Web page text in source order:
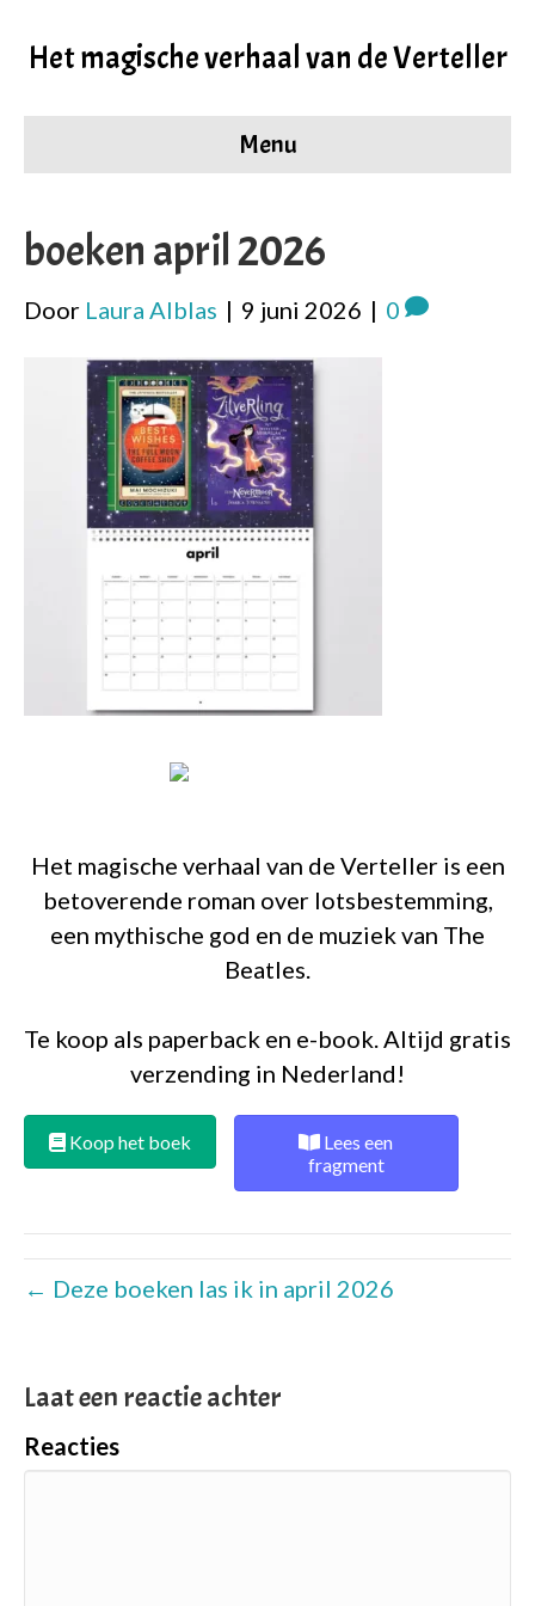
Het magische verhaal van de Verteller
Menu
boeken april 2026
Door Laura Alblas | 9 juni 2026 | 0
Het magische verhaal van de Verteller is een
betoverende roman over lotsbestemming,
een mythische god en de muziek van The
Beatles.
Te koop als paperback en e-book. Altijd gratis
verzending in Nederland!
Koop het boek
Lees een
fragment
← Deze boeken las ik in april 2026
Laat een reactie achter
Reacties